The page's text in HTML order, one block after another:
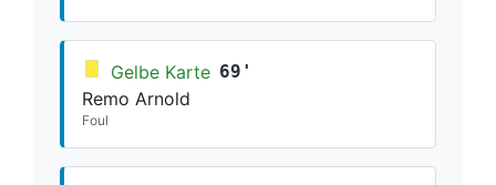
Gelbe Karte 69'
Remo Arnold
Foul